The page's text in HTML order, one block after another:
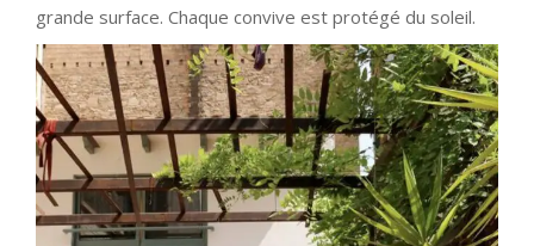
grande surface. Chaque convive est protégé du soleil.